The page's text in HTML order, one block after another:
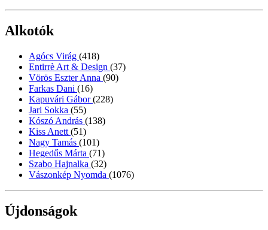
Alkotók
Agócs Virág (418)
Entirrè Art & Design (37)
Vörös Eszter Anna (90)
Farkas Dani (16)
Kapuvári Gábor(228)
Jari Sokka (55)
Kószó András (138)
Kiss Anett (51)
Nagy Tamás (101)
Hegedűs Márta (71)
Szabo Hajnalka (32)
Vászonkép Nyomda (1076)
Újdonságok